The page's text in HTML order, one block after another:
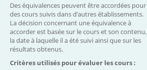
Des équivalences peuvent être accordées pour
des cours suivis dans d’autres établissements.
La décision concernant une équivalence à
accorder est basée sur le cours et son contenu,
la date à laquelle il a été suivi ainsi que sur les
résultats obtenus.
Critères utilisés pour évaluer les cours :